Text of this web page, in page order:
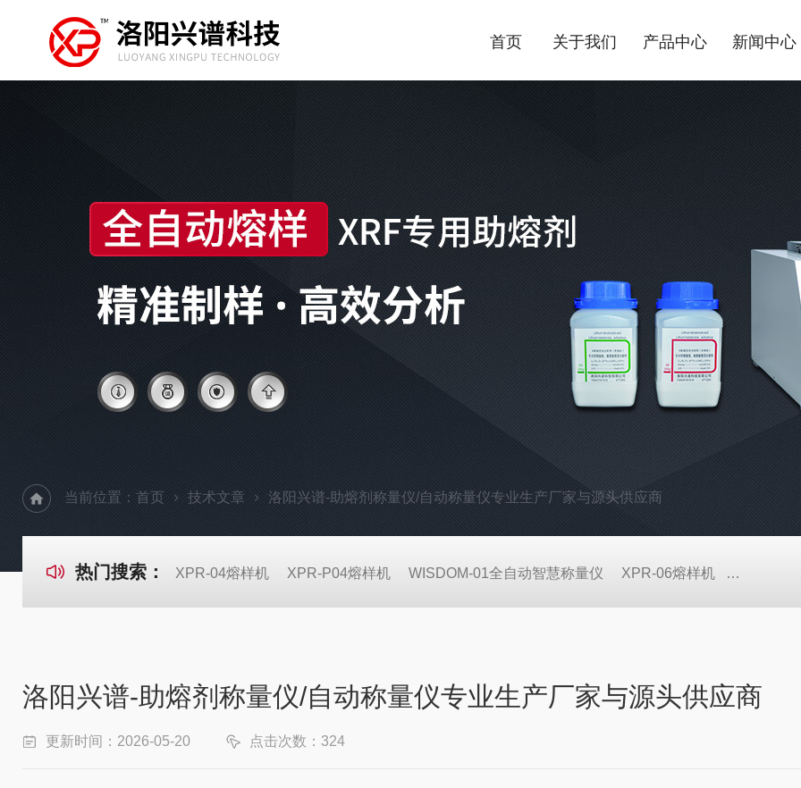
首页 关于我们 产品中心 新闻中心
当前位置： 首页 技术文章 洛阳兴谱-助熔剂称量仪/自动称量仪专业生产厂家与源头供应商
热门搜索： XPR-04熔样机 XPR-P04熔样机 WISDOM-01全自动智慧称量仪 XPR-06熔样机 无水四硼
洛阳兴谱-助熔剂称量仪/自动称量仪专业生产厂家与源头供应商
更新时间：2026-05-20 点击次数：324